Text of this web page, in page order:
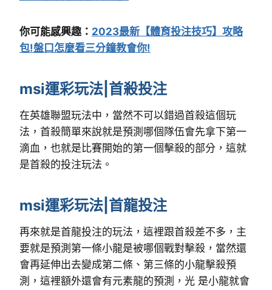
你可能感興趣： 2023最新【體育投注技巧】攻略
包!盤口怎麼看三分鐘教會你!
msi運彩玩法|首殺投注
在英雄聯盟玩法中，當然不可以錯過首殺這個玩
法，首殺簡單來說就是預測哪個隊伍會先拿下第一
滴血，也就是比賽開始的第一個擊殺的部分，這就
是首殺的投注玩法。
msi運彩玩法|首龍投注
再來就是首龍投注的玩法，這裡跟首殺差不多，主
要就是預測第一條小龍是被哪個戰對擊殺，當然還
會再延伸出去變成第二條、第三條的小龍擊殺預
測，這裡額外還會有元素龍的預測，光 是小龍就會